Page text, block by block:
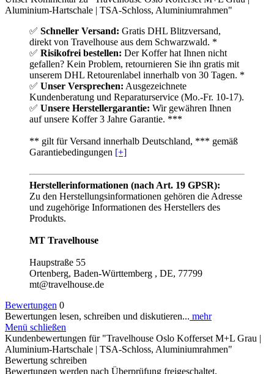
Aluminium-Hartschale | TSA-Schloss, Aluminiumrahmen"
✅ Schneller Versand: Gratis DHL Blitzversand,
direkt von Travelhouse aus dem Schwarzwald. *
✅ Risikofrei bestellen: Der Koffer hat Ihnen nicht
gefallen? Kein Problem, retournieren Sie ihn gratis mit
unserem DHL Retourenlabel innerhalb von 30 Tagen. *
✅ Unser Versprechen: Ausgezeichnete
Kundenberatung und Reparaturservice (Mo.-Fr. 10-17).
✅ Unsere Herstellergarantie: Wir gewähren Ihnen
auf unsere Koffer 3 Jahre Garantie. ***
** gilt für Versand innerhalb Deutschland, *** gemäß
Garantiebedingungen [+]
Herstellerinformationen (nach Art. 19 GPSR):
Zu den Herstellungsinformationen gehören die Adresse
und zugehörige Informationen des Herstellers des
Produkts.
MT Travelhouse
Haupstraße 55
Ortenberg, Baden-Württemberg , DE, 77799
mt@travelhouse.de
Bewertungen 0
Bewertungen lesen, schreiben und diskutieren... mehr
Menü schließen
Kundenbewertungen für "Travelhouse Oslo Kofferset M+L Grau |
Aluminium-Hartschale | TSA-Schloss, Aluminiumrahmen"
Bewertung schreiben
Bewertungen werden nach Überprüfung freigeschaltet.